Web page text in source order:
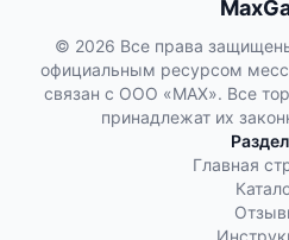
© 2026 Все права
официальным ресурсом
связан с ООО «МАХ». Все
принадлежат их
Главная